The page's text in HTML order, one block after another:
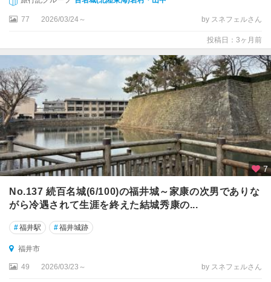
77 2026/03/24～ by スネフェルさん
投稿日：3ヶ月前
7
No.137 続百名城(6/100)の福井城～家康の次男でありな
がら冷遇されて生涯を終えた結城秀康の...
#福井駅 #福井城跡
福井市
49 2026/03/23～ by スネフェルさん